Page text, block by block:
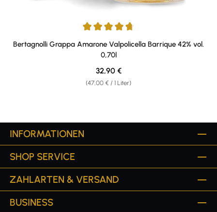
Durchschnittliche Bewertung von 4.67 von 5 Sternen
Bertagnolli Grappa Amarone Valpolicella Barrique 42% vol.
0,70l
(47,00 € / 1 Liter)
Regulärer Preis:
32,90 €
INFORMATIONEN
SHOP SERVICE
ZAHLARTEN & VERSAND
BUSINESS